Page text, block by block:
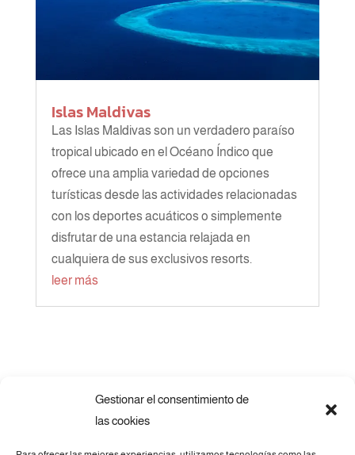
Gestionar el consentimiento de
las cookies
Islas Maldivas
Las Islas Maldivas son un verdadero paraíso
tropical ubicado en el Océano Índico que
ofrece una amplia variedad de opciones
turísticas desde las actividades relacionadas
con los deportes acuáticos o simplemente
disfrutar de una estancia relajada en
cualquiera de sus exclusivos resorts.
leer más